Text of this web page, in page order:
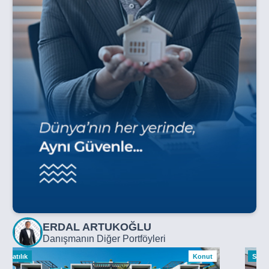
ERDAL ARTUKOĞLU
Danışmanın Diğer Portföyleri
Satılık Konut